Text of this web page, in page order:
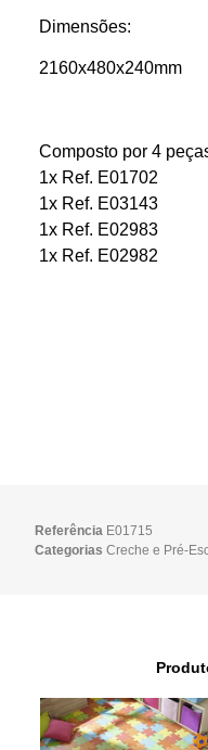
Dimensões:
2160x480x240mm
Composto por 4
1x Ref. E01702
1x Ref. E03143
1x Ref. E02983
1x Ref. E02982
Referência E01715
Categorias Creche e Pré-